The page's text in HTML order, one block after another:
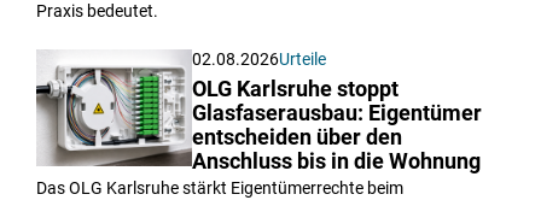
Praxis bedeutet.
02.08.2026Urteile
OLG Karlsruhe stoppt
Glasfaserausbau: Eigentümer
entscheiden über den
Anschluss bis in die Wohnung
Das OLG Karlsruhe stärkt Eigentümerrechte beim